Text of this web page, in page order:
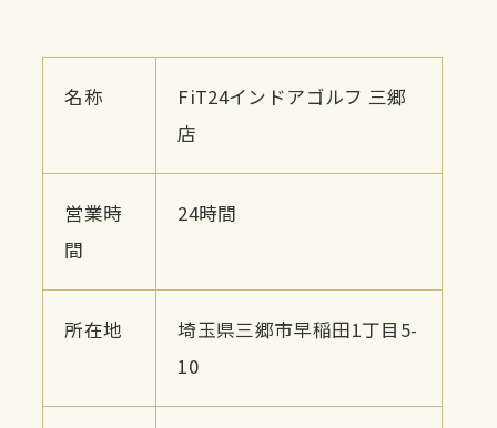
名称
FiT24インドアゴルフ 三郷
店
営業時
間
24時間
所在地
埼玉県三郷市早稲田1丁目5-
10